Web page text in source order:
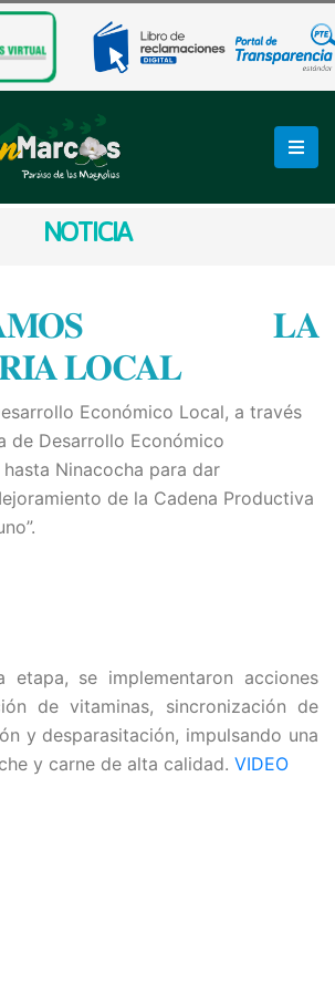
NOTICIA
𝐋𝐀
𝐋𝐎𝐂𝐀𝐋
Económico Local, a través
de Desarrollo Económico
Ninacocha para dar
de la Cadena Productiva
etapa, se implementaron acciones
de vitaminas, sincronización de
y desparasitación, impulsando una
y carne de alta calidad. VIDEO